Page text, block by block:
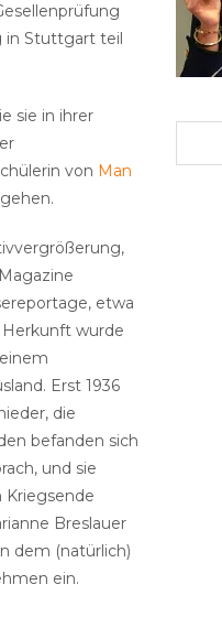
in Stuttgart teil
sie in ihrer
von Man
etwa
Herkunft wurde
Erst 1936
die
befanden sich
und sie
Kriegsende
Breslauer
dem (natürlich)
ein.